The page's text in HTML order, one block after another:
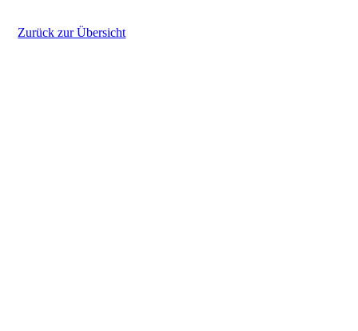
Zurück zur Übersicht